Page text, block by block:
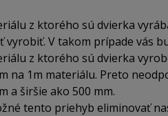
z ktorého sú dvierka
vyrobiť. V takom prípade vás
z ktorého sú dvierka
na 1m materiálu. Preto
a širšie ako 500 mm.
tento priehyb eliminovať